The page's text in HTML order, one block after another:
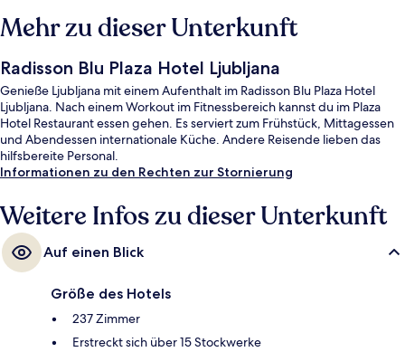
Mehr zu dieser Unterkunft
Radisson Blu Plaza Hotel Ljubljana
Genieße Ljubljana mit einem Aufenthalt im Radisson Blu Plaza Hotel
Ljubljana. Nach einem Workout im Fitnessbereich kannst du im Plaza
Hotel Restaurant essen gehen. Es serviert zum Frühstück, Mittagessen
und Abendessen internationale Küche. Andere Reisende lieben das
hilfsbereite Personal.
Informationen zu den Rechten zur Stornierung
Weitere Infos zu dieser Unterkunft
Auf einen Blick
Größe des Hotels
237 Zimmer
Erstreckt sich über 15 Stockwerke